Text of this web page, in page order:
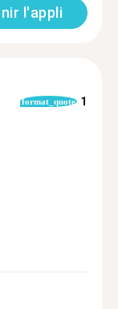
l'appli
format_quote 1